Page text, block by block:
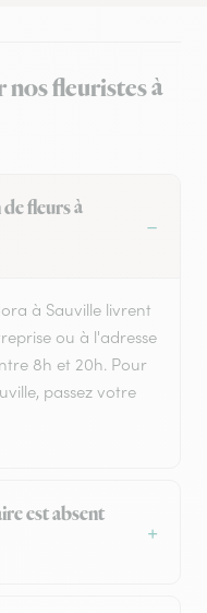
fleuristes à
fleurs à
à Sauville livrent
ou à l'adresse
8h et 20h. Pour
passez votre
est absent